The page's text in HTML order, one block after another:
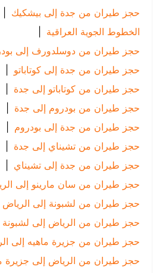
حجز طيران من جدة إلى بيشكيك |
الخطوط الجوية العراقية
حجز طيران من دوسلدورف إلى بودروم |
حجز طيران من جدة إلى كوتاباتو |
حجز طيران من كوتاباتو إلى جدة
حجز طيران من بودروم إلى جدة
حجز طيران من جدة إلى بودروم |
حجز طيران من تشيناي إلى جدة
حجز طيران من جدة إلى تشيناي |
حجز طيران من سان مارينو إلى الرياض
|
حجز طيران من لشبونة إلى الرياض
|
حجز طيران من الرياض إلى لشبونة |
حجز طيران من جزيرة ماهيه إلى الرياض
حجز طيران من الرياض إلى جزيرة ماهيه